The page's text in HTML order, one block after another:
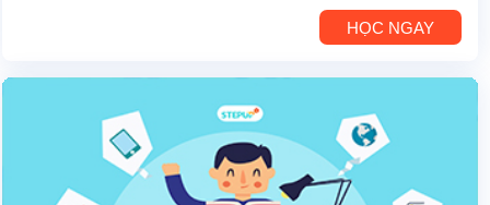
HỌC NGAY